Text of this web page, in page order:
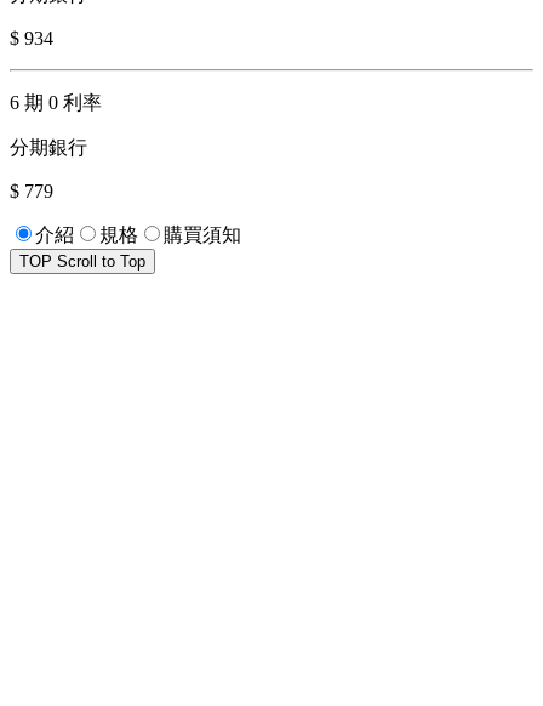
$ 934
6 期 0 利率
分期銀行
$ 779
介紹 規格 購買須知
TOP Scroll to Top